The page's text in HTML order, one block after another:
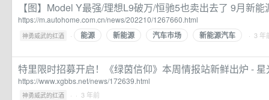
【图】Model Y最强/理想L9破万/恒驰5也卖出去了 9月新
https://m.autohome.com.cn/news/202210/1267660.html
神勇威武的红酒 · 能源 新能源 汽车市场 新能源汽车 · 3 年
特里限时招募开启！《绿茵信仰》本周情报站新鲜出炉 - 星
https://www.xgbbs.net/news/172639.html
神勇威武的红酒 · · 3 年前